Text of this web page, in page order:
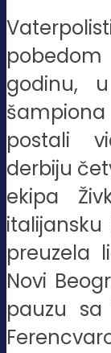
godinu,
postali
derbiju
ekipa
preuzela
Novi
pauzu